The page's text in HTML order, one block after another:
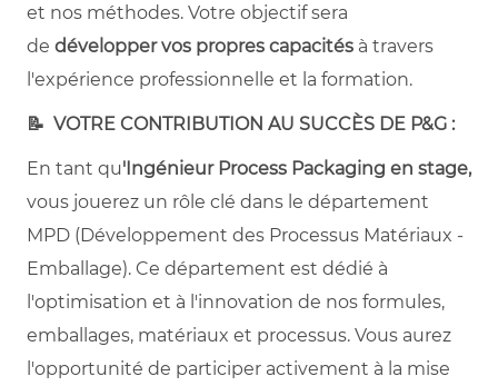
et nos méthodes. Votre objectif sera
de développer vos propres capacités à travers
l'expérience professionnelle et la formation.
📝 VOTRE CONTRIBUTION AU SUCCÈS DE P&G :
En tant qu'Ingénieur Process Packaging en stage,
vous jouerez un rôle clé dans le département
MPD (Développement des Processus Matériaux -
Emballage). Ce département est dédié à
l'optimisation et à l'innovation de nos formules,
emballages, matériaux et processus. Vous aurez
l'opportunité de participer activement à la mise